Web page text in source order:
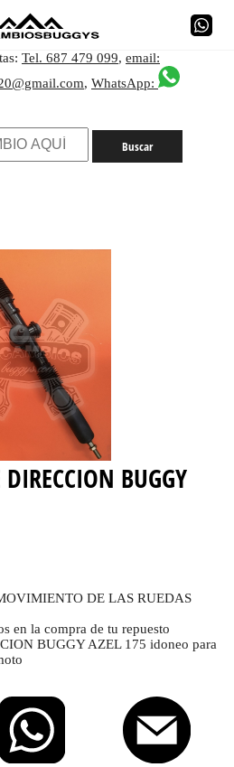
Tel. 687 479 099, email:
, WhatsApp:
BUGGY
DE LAS RUEDAS
en la compra de tu repuesto
BUGGY AZEL 175 idoneo para